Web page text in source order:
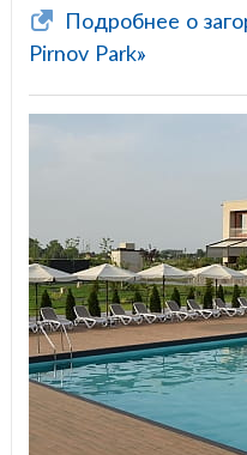
Подробнее о
Pirnov Park»